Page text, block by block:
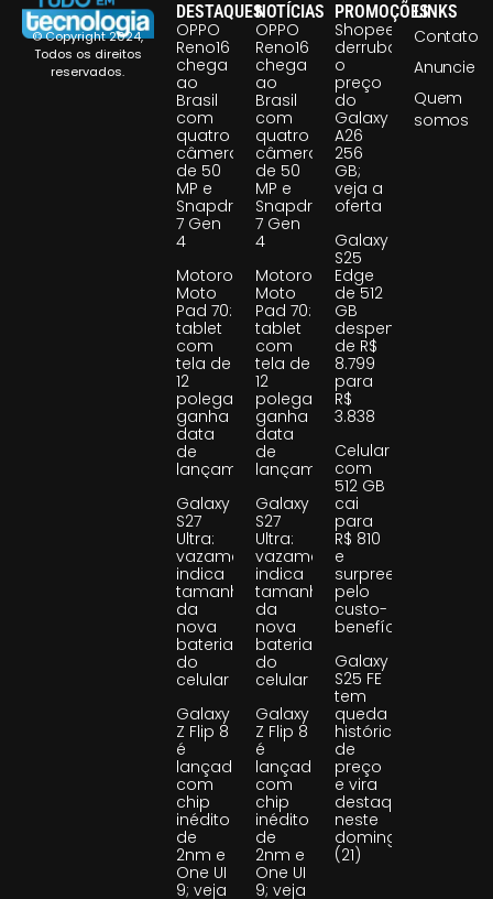
© Copyright 2024,
Todos os direitos
reservados.
DESTAQUES
OPPO
Reno16
chega
ao
Brasil
com
quatro
câmeras
de 50
MP e
Snapdragon
7 Gen
4
Motorola
Moto
Pad 70:
tablet
com
tela de
12
polegadas
ganha
data
de
lançamento
Galaxy
S27
Ultra:
vazamento
indica
tamanho
da
nova
bateria
do
celular
Galaxy
Z Flip 8
é
lançado
com
chip
inédito
de
2nm e
One UI
9; veja
NOTÍCIAS
OPPO
Reno16
chega
ao
Brasil
com
quatro
câmeras
de 50
MP e
Snapdragon
7 Gen
4
Motorola
Moto
Pad 70:
tablet
com
tela de
12
polegadas
ganha
data
de
lançamento
Galaxy
S27
Ultra:
vazamento
indica
tamanho
da
nova
bateria
do
celular
Galaxy
Z Flip 8
é
lançado
com
chip
inédito
de
2nm e
One UI
9; veja
PROMOÇÕES
Shopee
derruba
o
preço
do
Galaxy
A26
256
GB;
veja a
oferta
Galaxy
S25
Edge
de 512
GB
despenca
de R$
8.799
para
R$
3.838
Celular
com
512 GB
cai
para
R$ 810
e
surpreende
pelo
custo-
benefício
Galaxy
S25 FE
tem
queda
histórica
de
preço
e vira
destaque
neste
domingo
(21)
LINKS
Contato
Anuncie
Quem
somos